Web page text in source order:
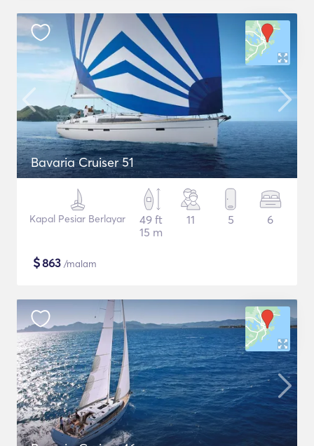
Bavaria Cruiser 51
Kapal Pesiar Berlayar
49 ft
15 m
11 5 6
$863 /malam